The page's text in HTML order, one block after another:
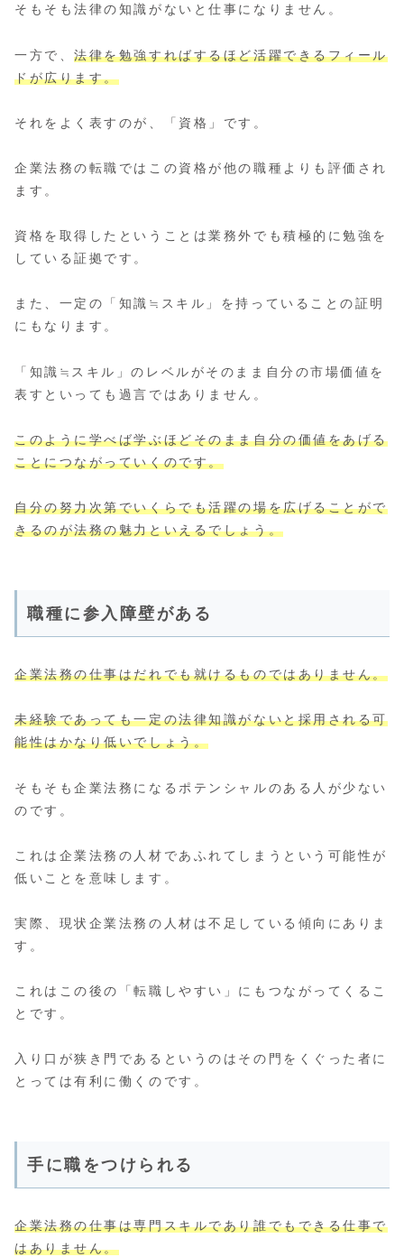
そもそも法律の知識がないと仕事になりません。
一方で、法律を勉強すればするほど活躍できるフィール
ドが広ります。
それをよく表すのが、「資格」です。
企業法務の転職ではこの資格が他の職種よりも評価され
ます。
資格を取得したということは業務外でも積極的に勉強を
している証拠です。
また、一定の「知識≒スキル」を持っていることの証明
にもなります。
「知識≒スキル」のレベルがそのまま自分の市場価値を
表すといっても過言ではありません。
このように学べば学ぶほどそのまま自分の価値をあげる
ことにつながっていくのです。
自分の努力次第でいくらでも活躍の場を広げることがで
きるのが法務の魅力といえるでしょう。
職種に参入障壁がある
企業法務の仕事はだれでも就けるものではありません。
未経験であっても一定の法律知識がないと採用される可
能性はかなり低いでしょう。
そもそも企業法務になるポテンシャルのある人が少ない
のです。
これは企業法務の人材であふれてしまうという可能性が
低いことを意味します。
実際、現状企業法務の人材は不足している傾向にありま
す。
これはこの後の「転職しやすい」にもつながってくるこ
とです。
入り口が狭き門であるというのはその門をくぐった者に
とっては有利に働くのです。
手に職をつけられる
企業法務の仕事は専門スキルであり誰でもできる仕事で
はありません。